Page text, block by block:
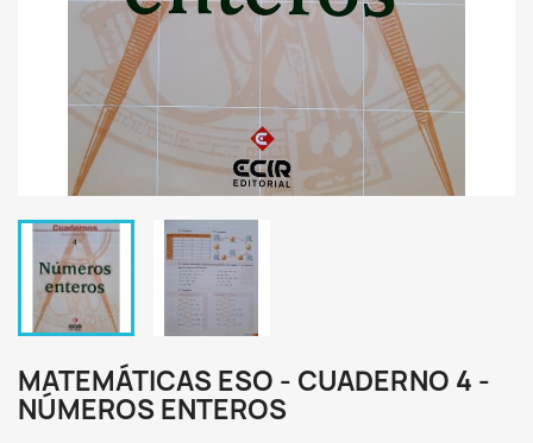
MATEMÁTICAS ESO - CUADERNO 4 -
NÚMEROS ENTEROS